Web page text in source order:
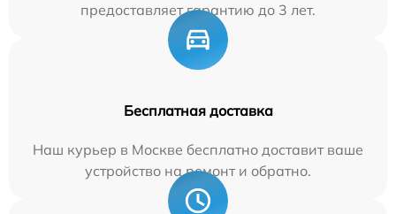
предоставляет гарантию до 3 лет.
Бесплатная доставка
Наш курьер в Москве бесплатно доставит ваше
устройство на ремонт и обратно.